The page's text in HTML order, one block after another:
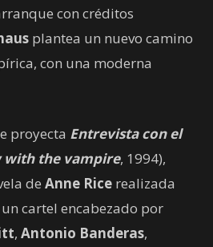
con créditos
plantea un nuevo camino
con una moderna
proyecta Entrevista con el
the vampire, 1994),
de Anne Rice realizada
cartel encabezado por
, Antonio Banderas,